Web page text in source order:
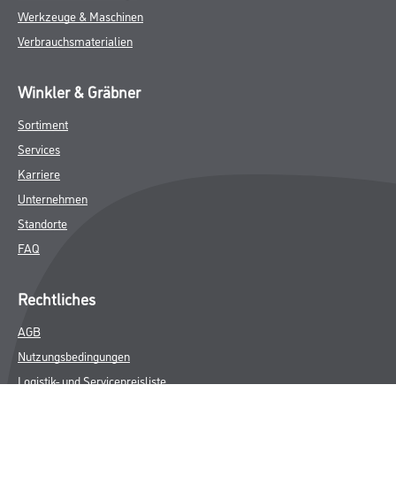
Werkzeuge & Maschinen
Verbrauchsmaterialien
Winkler & Gräbner
Sortiment
Services
Karriere
Unternehmen
Standorte
FAQ
Rechtliches
AGB
Nutzungsbedingungen
Logistik- und Servicepreisliste